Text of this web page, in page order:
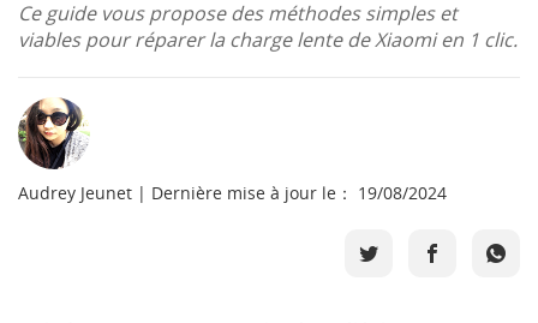
Solutions
Télécharger
Ce guide vous propose des méthodes simples et
viables pour réparer la charge lente de Xiaomi en 1 clic.
Audrey Jeunet | Dernière mise à jour le： 19/08/2024